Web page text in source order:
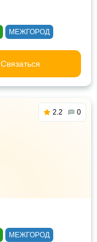
МЕЖГОРОД
Связаться
2.2 0
МЕЖГОРОД